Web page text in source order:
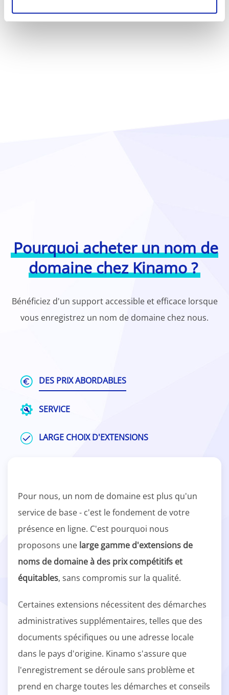
Pourquoi acheter un nom de
domaine chez Kinamo ?
Bénéficiez d'un support accessible et efficace lorsque
vous enregistrez un nom de domaine chez nous.
DES PRIX ABORDABLES
SERVICE
LARGE CHOIX D'EXTENSIONS
Pour nous, un nom de domaine est plus qu'un
service de base - c'est le fondement de votre
présence en ligne. C'est pourquoi nous
proposons une large gamme d'extensions de
noms de domaine à des prix compétitifs et
équitables, sans compromis sur la qualité.
Certaines extensions nécessitent des démarches
administratives supplémentaires, telles que des
documents spécifiques ou une adresse locale
dans le pays d'origine. Kinamo s'assure que
l'enregistrement se déroule sans problème et
prend en charge toutes les démarches et conseils